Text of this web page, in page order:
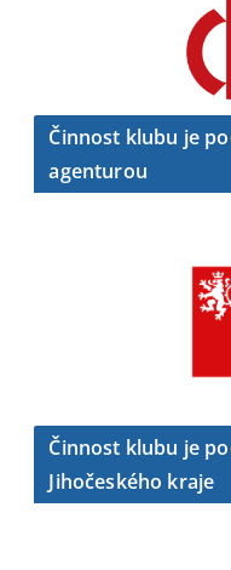
Činnost klubu je
agenturou
Činnost klubu je
Jihočeského kraje